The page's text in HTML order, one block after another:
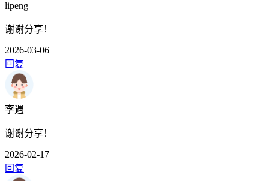
lipeng
谢谢分享！
2026-03-06
回复
李遇
谢谢分享！
2026-02-17
回复